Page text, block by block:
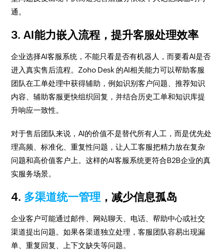
通。
3. AI能力嵌入流程，提升客服处理效率
企业选择AI客服系统，不能只看是否有机器人，而要看AI是否
进入真实售后流程。Zoho Desk 的AI相关能力可以帮助客服
团队在工单处理中获得辅助，例如识别客户问题、推荐知识
内容、辅助客服更快组织回复，并结合历史工单和知识库提
升响应一致性。
对于售后团队来说，AI的价值不是替代所有人工，而是优先处
理高频、标准化、重复性问题，让人工客服把精力放在复杂
问题和高价值客户上。这样的AI客服系统更符合B2B企业的真
实服务场景。
4. 多渠道统一管理 ，减少信息孤岛
企业客户可能通过邮件、网站聊天、电话、帮助中心或社交
渠道提出问题。如果各渠道独立处理，客服团队容易出现漏
单、重复回复、上下文缺失等问题。